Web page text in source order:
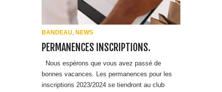
PERMANENCES INSCRIPTIONS.
Nous espérons que vous avez passé de
bonnes vacances. Les permanences pour les
inscriptions 2023/2024 se tiendront au club
house du stade Jean Bouin : – Du lundi 4
septembre au dimanche 17 septembre, soit les
lundis, mardis, jeudis, vendred